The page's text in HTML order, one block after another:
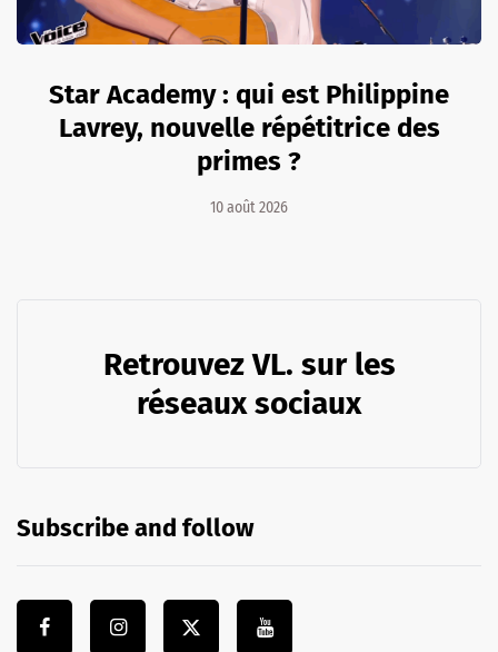
Star Academy : qui est Philippine
Lavrey, nouvelle répétitrice des
primes ?
10 août 2026
Retrouvez VL. sur les
réseaux sociaux
Subscribe and follow